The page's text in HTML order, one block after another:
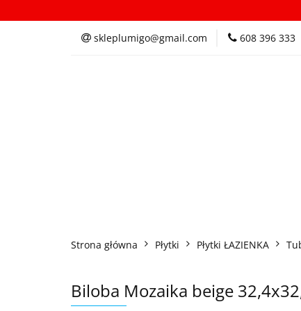
skleplumigo@gmail.com 608 396 333
Kategorie
Strona główna Płytki Płytki ŁAZIENKA
Biloba Mozaika beige